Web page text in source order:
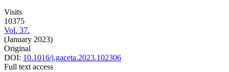
Visits
10375
Vol. 37.
(January 2023)
Original
DOI: 10.1016/j.gaceta.2023.102306
Full text access